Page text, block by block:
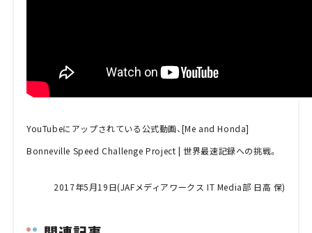
YouTubeにアップされている公式動画、[Me and Honda]
Bonneville Speed Challenge Project | 世界最速記録への挑戦。
2017年5月19日(JAFメディアワークス IT Media部 日高 保)